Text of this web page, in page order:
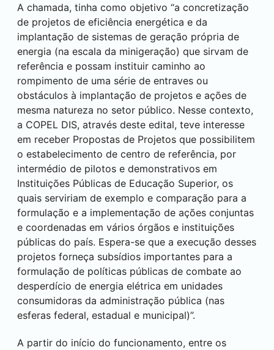
A chamada, tinha como objetivo “a concretização
de projetos de eficiência energética e da
implantação de sistemas de geração própria de
energia (na escala da minigeração) que sirvam de
referência e possam instituir caminho ao
rompimento de uma série de entraves ou
obstáculos à implantação de projetos e ações de
mesma natureza no setor público. Nesse contexto,
a COPEL DIS, através deste edital, teve interesse
em receber Propostas de Projetos que possibilitem
o estabelecimento de centro de referência, por
intermédio de pilotos e demonstrativos em
Instituições Públicas de Educação Superior, os
quais serviriam de exemplo e comparação para a
formulação e a implementação de ações conjuntas
e coordenadas em vários órgãos e instituições
públicas do país. Espera-se que a execução desses
projetos forneça subsídios importantes para a
formulação de políticas públicas de combate ao
desperdício de energia elétrica em unidades
consumidoras da administração pública (nas
esferas federal, estadual e municipal)”.
A partir do início do funcionamento, entre os